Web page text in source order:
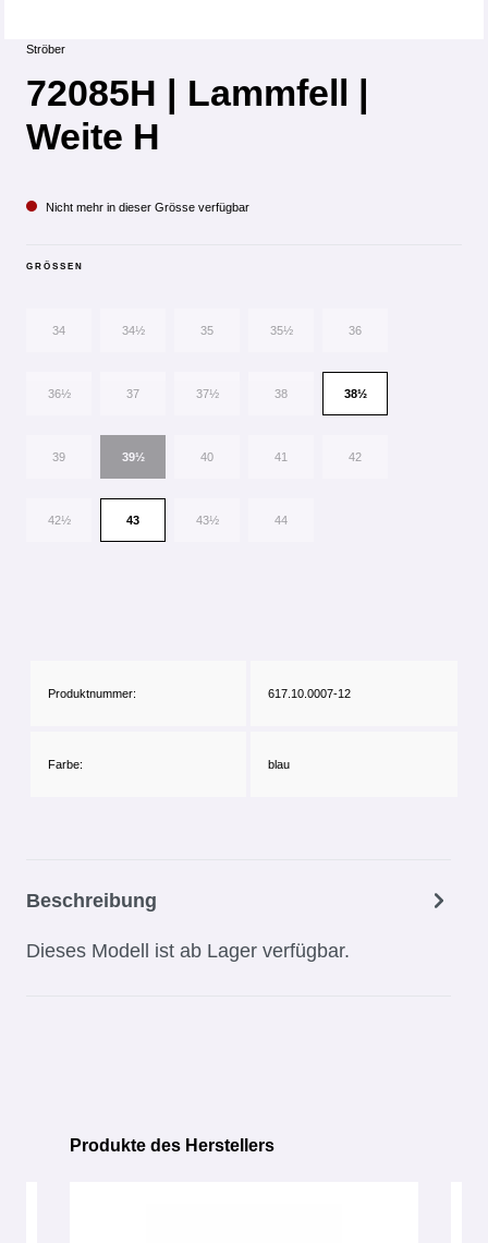
Ströber
72085H | Lammfell |
Weite H
Nicht mehr in dieser Grösse verfügbar
GRÖSSEN
34 34½ 35 35½ 36
36½ 37 37½ 38 38½
39 39½ 40 41 42
42½ 43 43½ 44
Produktnummer: 617.10.0007-12
Farbe: blau
Beschreibung
Dieses Modell ist ab Lager verfügbar.
Produktgalerie überspringen
Produkte des Herstellers